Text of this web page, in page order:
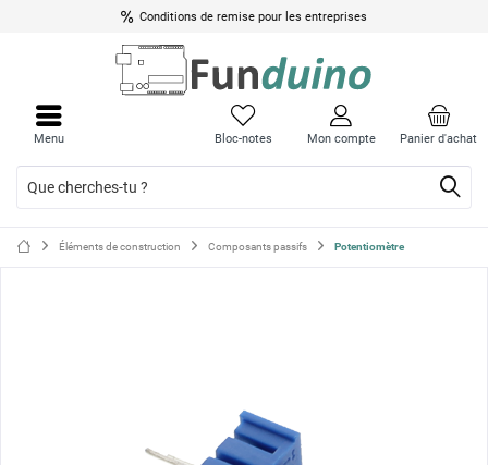
Conditions de remise pour les entreprises
Panier d'achat
Bloc-notes Mon compte
Menu
Éléments de construction Composants passifs Potentiomètre
le
menu
le
menu